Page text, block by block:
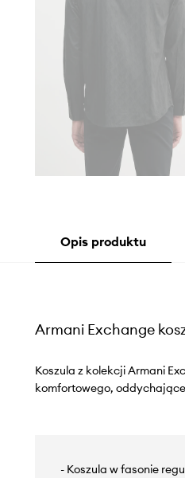
Opis produktu
Armani Exchange
Koszula z kolekcji Armani
komfortowego,
- Koszula w fasonie